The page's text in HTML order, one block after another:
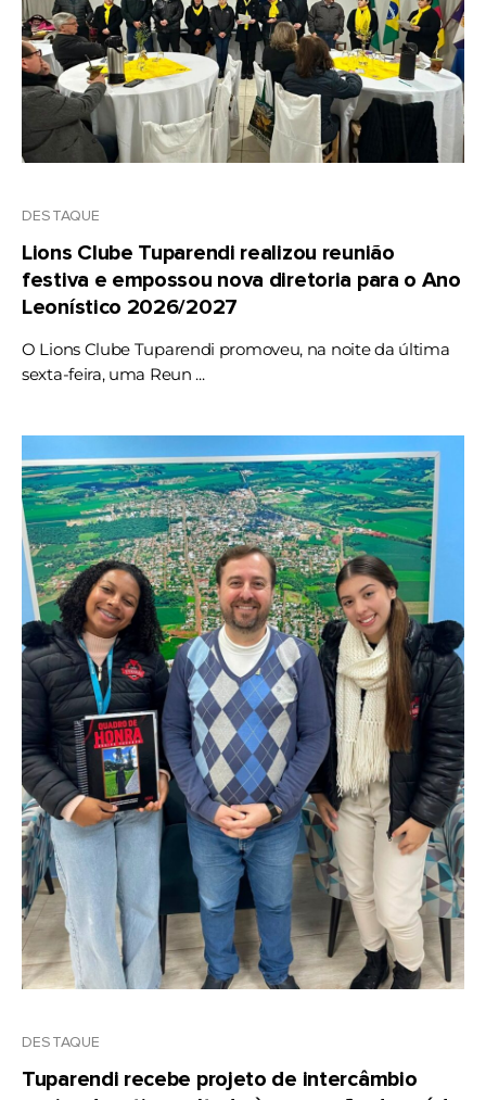
DESTAQUE
Lions Clube Tuparendi realizou reunião
festiva e empossou nova diretoria para o Ano
Leonístico 2026/2027
O Lions Clube Tuparendi promoveu, na noite da última
sexta-feira, uma Reun ...
DESTAQUE
Tuparendi recebe projeto de intercâmbio